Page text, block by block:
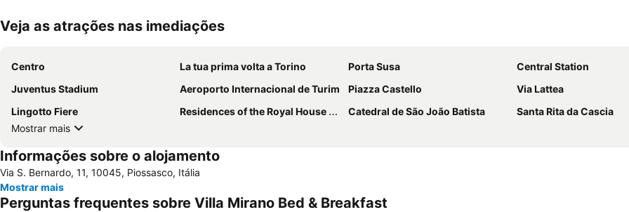
Veja as atrações nas imediações
Centro La tua prima volta a Torino Porta Susa
Central Station
Juventus Stadium
Aeroporto Internacional de Turim Piazza Castello
Via Lattea
Lingotto Fiere
Residences of the Royal House of Savoy Catedral de São João Batista
Santa Rita da Cascia
Mostrar mais
Informações sobre o alojamento
Via S. Bernardo, 11, 10045, Piossasco, Itália
Mostrar mais
Perguntas frequentes sobre Villa Mirano Bed & Breakfast